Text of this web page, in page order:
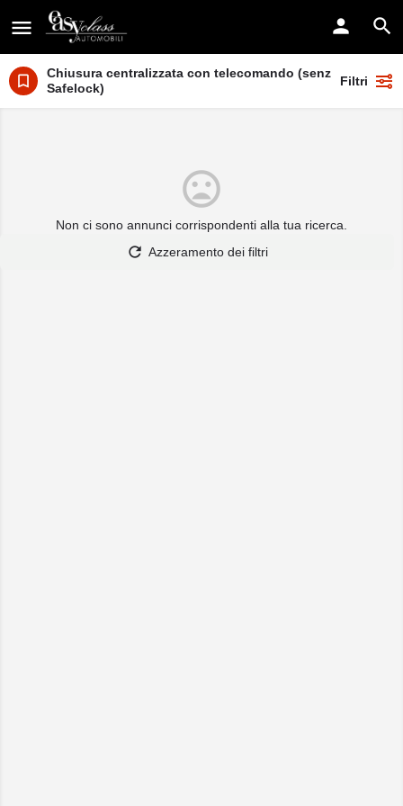
Chiusura centralizzata con telecomando (senza
Safelock)
Filtri
Non ci sono annunci corrispondenti alla tua ricerca.
Azzeramento dei filtri